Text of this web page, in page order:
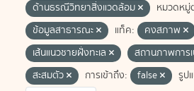
ด้านธรณีวิทยาสิ่งแวดล้อม
หมวดหมู่
ข้อมูลสาธารณะ
แท็ค:
คงสภาพ
เส้นแนวชายฝั่งทะเล
สถานภาพการ
สะสมตัว
การเข้าถึง: false รูป